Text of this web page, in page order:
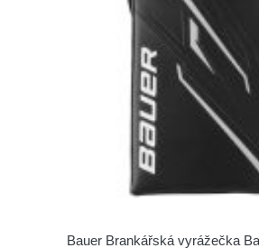
Bauer Brankářská vyrážečka